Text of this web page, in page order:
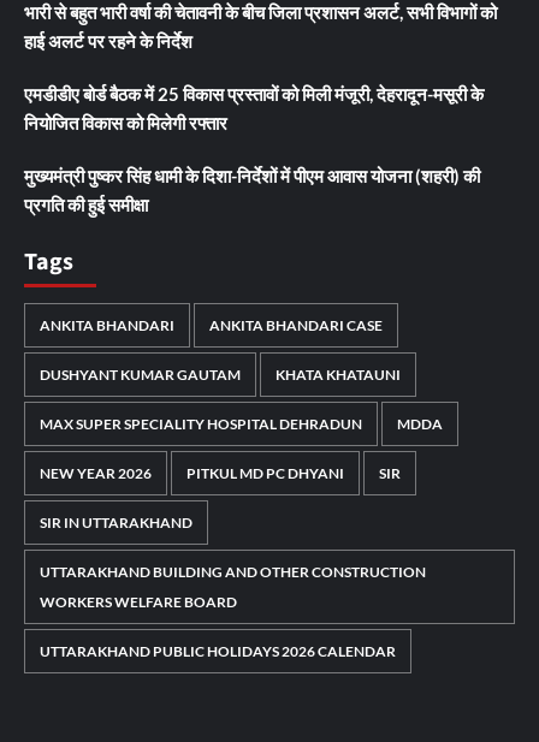
भारी से बहुत भारी वर्षा की चेतावनी के बीच जिला प्रशासन अलर्ट, सभी विभागों को
हाई अलर्ट पर रहने के निर्देश
एमडीडीए बोर्ड बैठक में 25 विकास प्रस्तावों को मिली मंजूरी, देहरादून-मसूरी के
नियोजित विकास को मिलेगी रफ्तार
मुख्यमंत्री पुष्कर सिंह धामी के दिशा-निर्देशों में पीएम आवास योजना (शहरी) की
प्रगति की हुई समीक्षा
Tags
ANKITA BHANDARI ANKITA BHANDARI CASE
DUSHYANT KUMAR GAUTAM KHATA KHATAUNI
MAX SUPER SPECIALITY HOSPITAL DEHRADUN MDDA
NEW YEAR 2026 PITKUL MD PC DHYANI SIR
SIR IN UTTARAKHAND
UTTARAKHAND BUILDING AND OTHER CONSTRUCTION
WORKERS WELFARE BOARD
UTTARAKHAND PUBLIC HOLIDAYS 2026 CALENDAR